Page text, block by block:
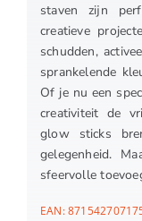
staven zijn
creatieve
schudden,
sprankelende
Of je nu een
creativiteit de
glow sticks
gelegenheid.
sfeervolle
EAN: